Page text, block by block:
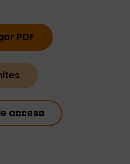
PDF
acceso